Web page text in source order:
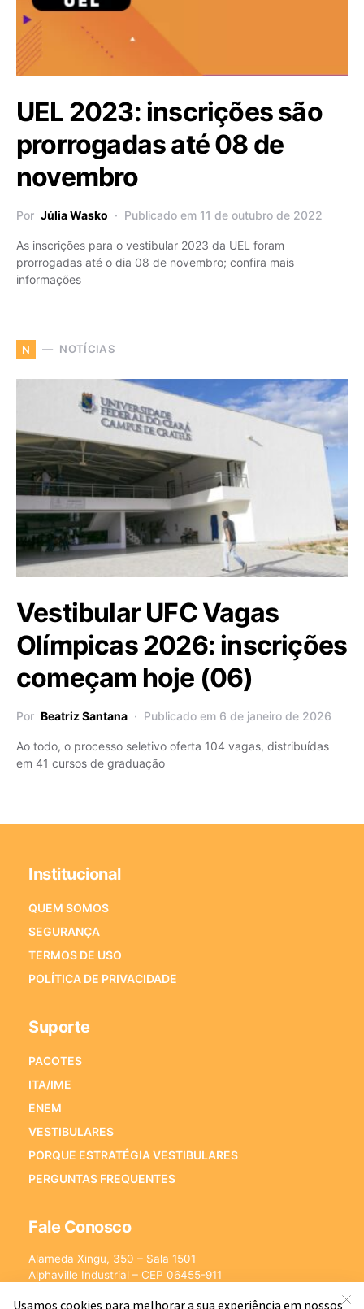
UEL 2023: inscrições são
prorrogadas até 08 de
novembro
Por Júlia Wasko Publicado em 11 de outubro de 2022
As inscrições para o vestibular 2023 da UEL foram
prorrogadas até o dia 08 de novembro; confira mais
informações
N NOTÍCIAS
Vestibular UFC Vagas
Olímpicas 2026: inscrições
começam hoje (06)
Por Beatriz Santana Publicado em 6 de janeiro de 2026
Ao todo, o processo seletivo oferta 104 vagas, distribuídas
em 41 cursos de graduação
Institucional
QUEM SOMOS
SEGURANÇA
TERMOS DE USO
POLÍTICA DE PRIVACIDADE
Suporte
PACOTES
ITA/IME
ENEM
VESTIBULARES
PORQUE ESTRATÉGIA VESTIBULARES
PERGUNTAS FREQUENTES
Fale Conosco
Alameda Xingu, 350 – Sala 1501
Alphaville Industrial – CEP 06455-911